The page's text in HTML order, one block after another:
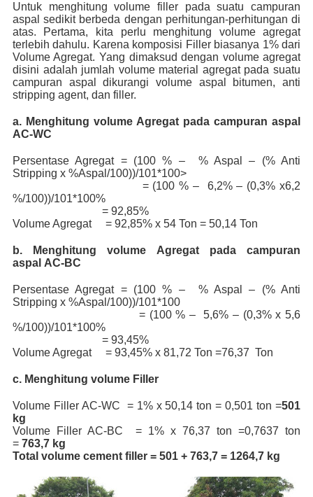
Untuk menghitung volume filler pada suatu campuran
aspal sedikit berbeda dengan perhitungan-perhitungan di
atas. Pertama, kita perlu menghitung volume agregat
terlebih dahulu. Karena komposisi Filler biasanya 1% dari
Volume Agregat. Yang dimaksud dengan volume agregat
disini adalah jumlah volume material agregat pada suatu
campuran aspal dikurangi volume aspal bitumen, anti
stripping agent, dan filler.
a. Menghitung volume Agregat pada campuran aspal
AC-WC
Persentase Agregat = (100 % – % Aspal – (% Anti
Stripping x %Aspal/100))/101*100>
= (100 % – 6,2% – (0,3% x6,2
%/100))/101*100%
= 92,85%
Volume Agregat = 92,85% x 54 Ton = 50,14 Ton
b. Menghitung volume Agregat pada campuran
aspal AC-BC
Persentase Agregat = (100 % – % Aspal – (% Anti
Stripping x %Aspal/100))/101*100
= (100 % – 5,6% – (0,3% x 5,6
%/100))/101*100%
= 93,45%
Volume Agregat = 93,45% x 81,72 Ton =76,37 Ton
c. Menghitung volume Filler
Volume Filler AC-WC = 1% x 50,14 ton = 0,501 ton =501
kg
Volume Filler AC-BC = 1% x 76,37 ton =0,7637 ton
= 763,7 kg
Total volume cement filler = 501 + 763,7 = 1264,7 kg